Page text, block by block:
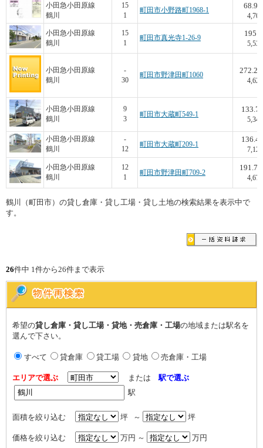
小田急小田原線
鶴川
15
1
町田市小野路町1968-1
68.9
4,702
小田急小田原線
鶴川
15
1
町田市真光寺1-26-9
195
5,538
小田急小田原線
鶴川
-
30
町田市野津田町1060
272.28
4,628
小田急小田原線
鶴川
9
3
町田市大蔵町549-1
133.7
5,340
小田急小田原線
鶴川
-
12
町田市大蔵町209-1
136.4
7,126
小田急小田原線
鶴川
12
1
町田市野津田町709-2
191.72
4,676
鶴川（町田市）の貸し倉庫・貸し工場・貸し土地の検索結果を表示中で
す。
26件中 1件から26件まで表示
希望の貸し倉庫・貸し工場・貸地・売倉庫・工場の地域または駅名を
選んで下さい。
すべて 貸倉庫 貸工場 貸地 売倉庫・工場
エリアで選ぶ または駅で選ぶ
駅
面積を絞り込む 坪 ～ 坪
価格を絞り込む 万円 ～ 万円